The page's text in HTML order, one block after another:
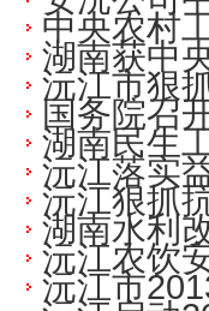
中央农村
湖南获中
沅江市狠
国务院召
湖南民生
沅江落实
沅江狠抓
湖南水利
沅江农饮
沅江市